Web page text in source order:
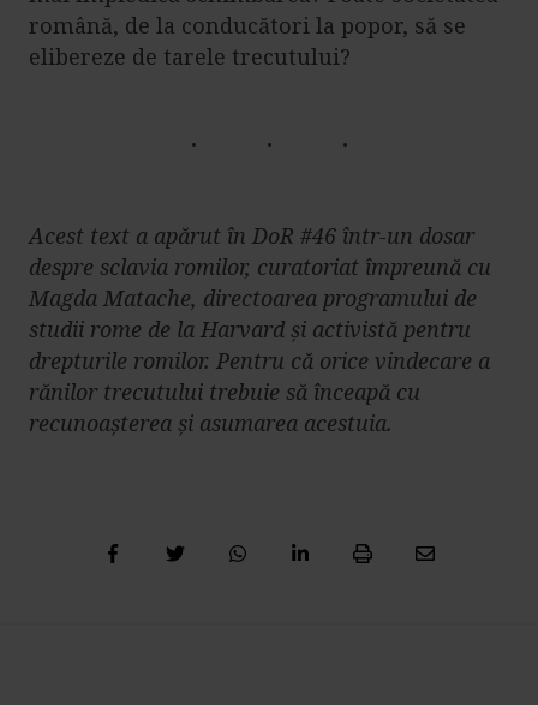
română, de la conducători la popor, să se
elibereze de tarele trecutului?
Acest text a apărut în DoR #46 într-un dosar
despre sclavia romilor, curatoriat împreună cu
Magda Matache, directoarea programului de
studii rome de la Harvard și activistă pentru
drepturile romilor. Pentru că orice vindecare a
rănilor trecutului trebuie să înceapă cu
recunoașterea și asumarea acestuia.